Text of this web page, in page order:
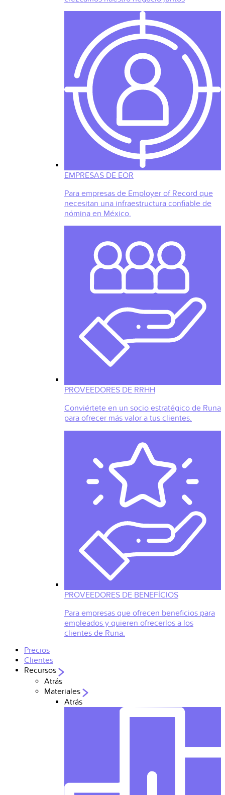
EMPRESAS DE EOR
Para empresas de Employer of Record que
necesitan una infraestructura confiable de
nómina en México.
PROVEEDORES DE RRHH
Conviértete en un socio estratégico de Runa
para ofrecer más valor a tus clientes.
PROVEEDORES DE BENEFÍCIOS
Para empresas que ofrecen beneficios para
empleados y quieren ofrecerlos a los
clientes de Runa.
Precios
Clientes
Recursos
Atrás
Materiales
Atrás